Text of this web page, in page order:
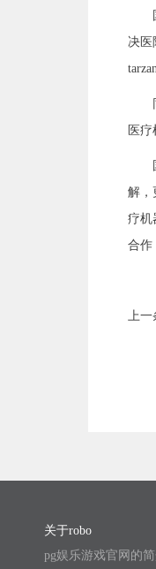
决医
医疗
解，
疗机
合作
上一
关于robo
pg娱乐游戏官网的